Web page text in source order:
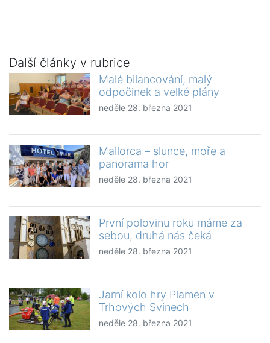
Další články v rubrice
Malé bilancování, malý
odpočinek a velké plány
neděle 28. března 2021
Mallorca – slunce, moře a
panorama hor
neděle 28. března 2021
První polovinu roku máme za
sebou, druhá nás čeká
neděle 28. března 2021
Jarní kolo hry Plamen v
Trhových Svinech
neděle 28. března 2021